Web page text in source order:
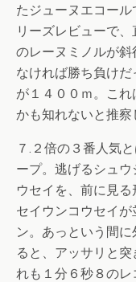
たジューヌエコー
リーズレビューで
のレーヌミノルが
なければ勝ち負け
が１４００ｍ。こ
かも知れないと推察
７.２倍の３番人気
ープ。逃げるシュ
ウセイを、前に見
セイウンコウセイ
ン。あっという間
ると、アッサリと
れも１分６秒８のレ